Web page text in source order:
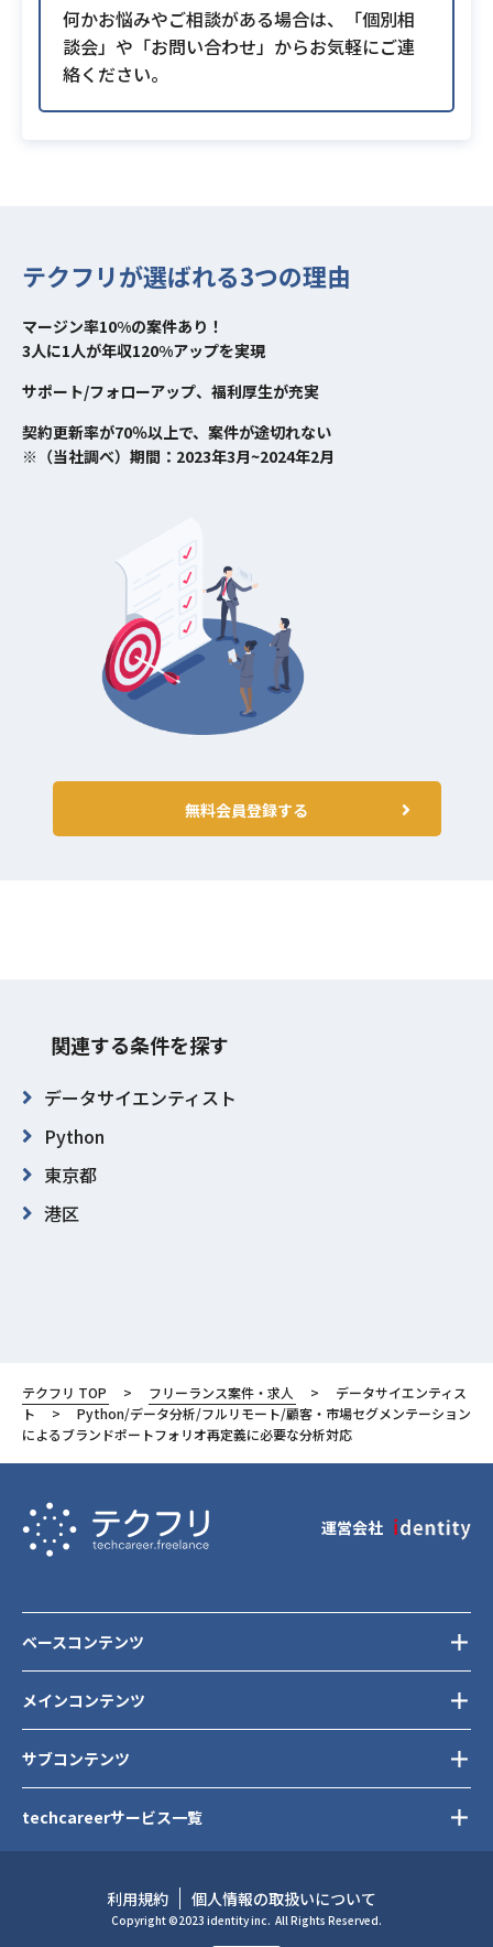
何かお悩みやご相談がある場合は、「個別相
談会」や「お問い合わせ」からお気軽にご連
絡ください。
テクフリが選ばれる3つの理由
マージン率10%の案件あり！
3人に1人が年収120%アップを実現
サポート/フォローアップ、福利厚生が充実
契約更新率が70％以上で、案件が途切れない
※（当社調べ）期間：2023年3月~2024年2月
無料会員登録する
関連する条件を探す
データサイエンティスト
Python
東京都
港区
テクフリ TOP フリーランス案件・求人
データサイエンティス
ト
Python/データ分析/フルリモート/顧客・市場セグメンテーション
によるブランドポートフォリオ再定義に必要な分析対応
運営会社
メインコンテンツ
サブコンテンツ
ベースコンテンツ
techcareerサービス一覧
利用規約 個人情報の取扱いについて
Copyright ©2023 identity inc. All Rights Reserved.